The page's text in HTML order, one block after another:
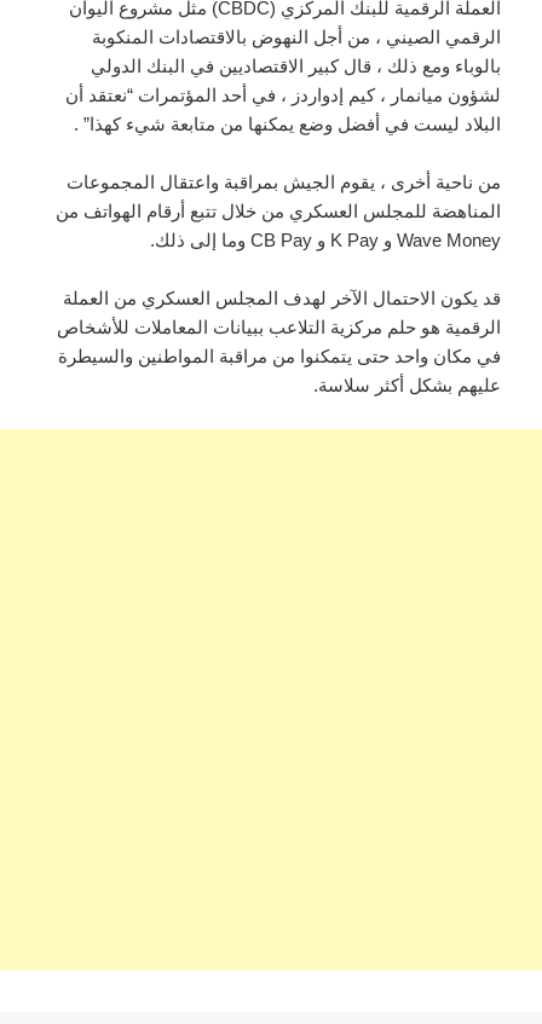
العملة الرقمية للبنك المركزي (CBDC) مثل مشروع اليوان
الرقمي الصيني ، من أجل النهوض بالاقتصادات المنكوبة
بالوباء ومع ذلك ، قال كبير الاقتصاديين في البنك الدولي
لشؤون ميانمار ، كيم إدواردز ، في أحد المؤتمرات “نعتقد أن
البلاد ليست في أفضل وضع يمكنها من متابعة شيء كهذا” .
من ناحية أخرى ، يقوم الجيش بمراقبة واعتقال المجموعات
المناهضة للمجلس العسكري من خلال تتبع أرقام الهواتف من
Wave Money و K Pay و CB Pay وما إلى ذلك.
قد يكون الاحتمال الآخر لهدف المجلس العسكري من العملة
الرقمية هو حلم مركزية التلاعب ببيانات المعاملات للأشخاص
في مكان واحد حتى يتمكنوا من مراقبة المواطنين والسيطرة
عليهم بشكل أكثر سلاسة.